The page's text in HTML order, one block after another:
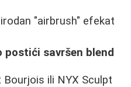
"airbrush" efekat
postići savršen blend
ili NYX Sculpt